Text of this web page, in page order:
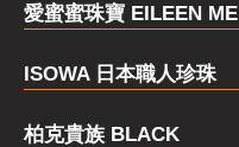
愛蜜蜜珠寶 EILEEN ME
ISOWA 日本職人珍珠
柏克貴族 BLACK